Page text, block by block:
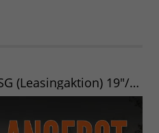
H6 RS 2.0 TSI 195kW DSG (Leasingaktion) 19"/NAV/MATRIX/PANO/AHK/EASY/HEADUP/CANTON/ASSIST/WINTER/360/UVM.